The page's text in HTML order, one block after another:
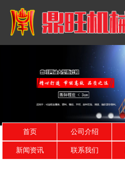
首页 公司介绍
新闻资讯 联系我们